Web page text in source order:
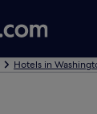
Hotels in